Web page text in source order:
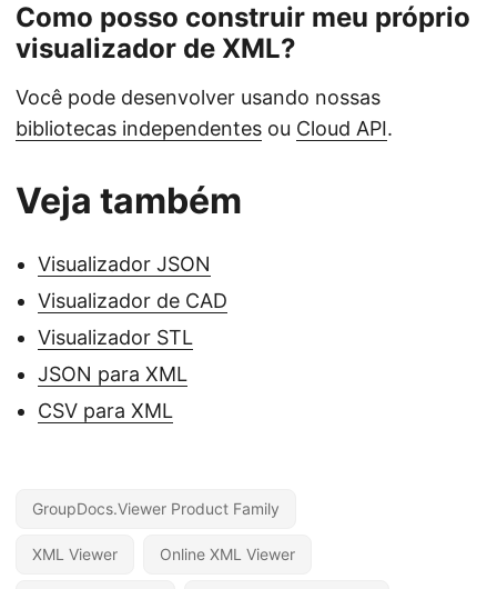
Como posso construir meu próprio
visualizador de XML?
Você pode desenvolver usando nossas
bibliotecas independentes ou Cloud API.
Veja também
Visualizador JSON
Visualizador de CAD
Visualizador STL
JSON para XML
CSV para XML
GroupDocs.Viewer Product Family
XML Viewer Online XML Viewer